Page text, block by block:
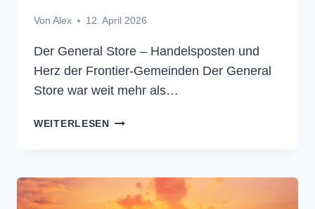
Von Alex 12. April 2026
Der General Store – Handelsposten und
Herz der Frontier-Gemeinden Der General
Store war weit mehr als…
WEITERLESENGENERAL